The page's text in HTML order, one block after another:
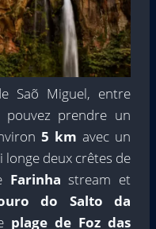
Saõ Miguel, entre
pouvez prendre un
5 km avec un
longe deux crêtes de
Farinha stream et
do Salto da
plage de Foz das